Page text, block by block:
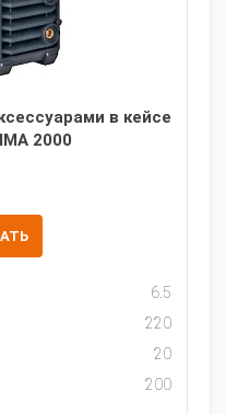
в кейсе
2000
6.5
220
20
200